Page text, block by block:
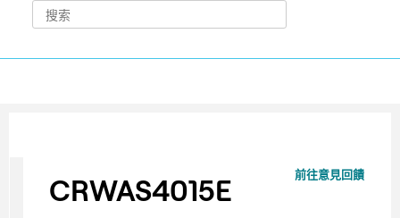
前往意見回饋
CRWAS4015E